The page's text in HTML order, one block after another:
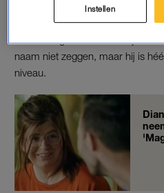
Toch moet hij wel op zijn tellen
naam niet zeggen, maar hij is
niveau.
Instellen